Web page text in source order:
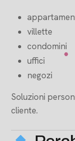
villette
condomini
uffici
negozi
Soluzioni
cliente.